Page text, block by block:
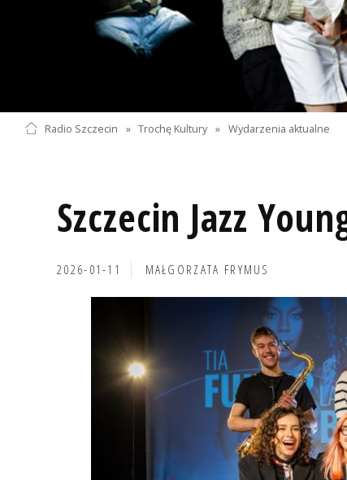
Radio Szczecin » Trochę Kultury » Wydarzenia aktualne
Szczecin Jazz
2026-01-11 MAŁGORZATA FRYMUS